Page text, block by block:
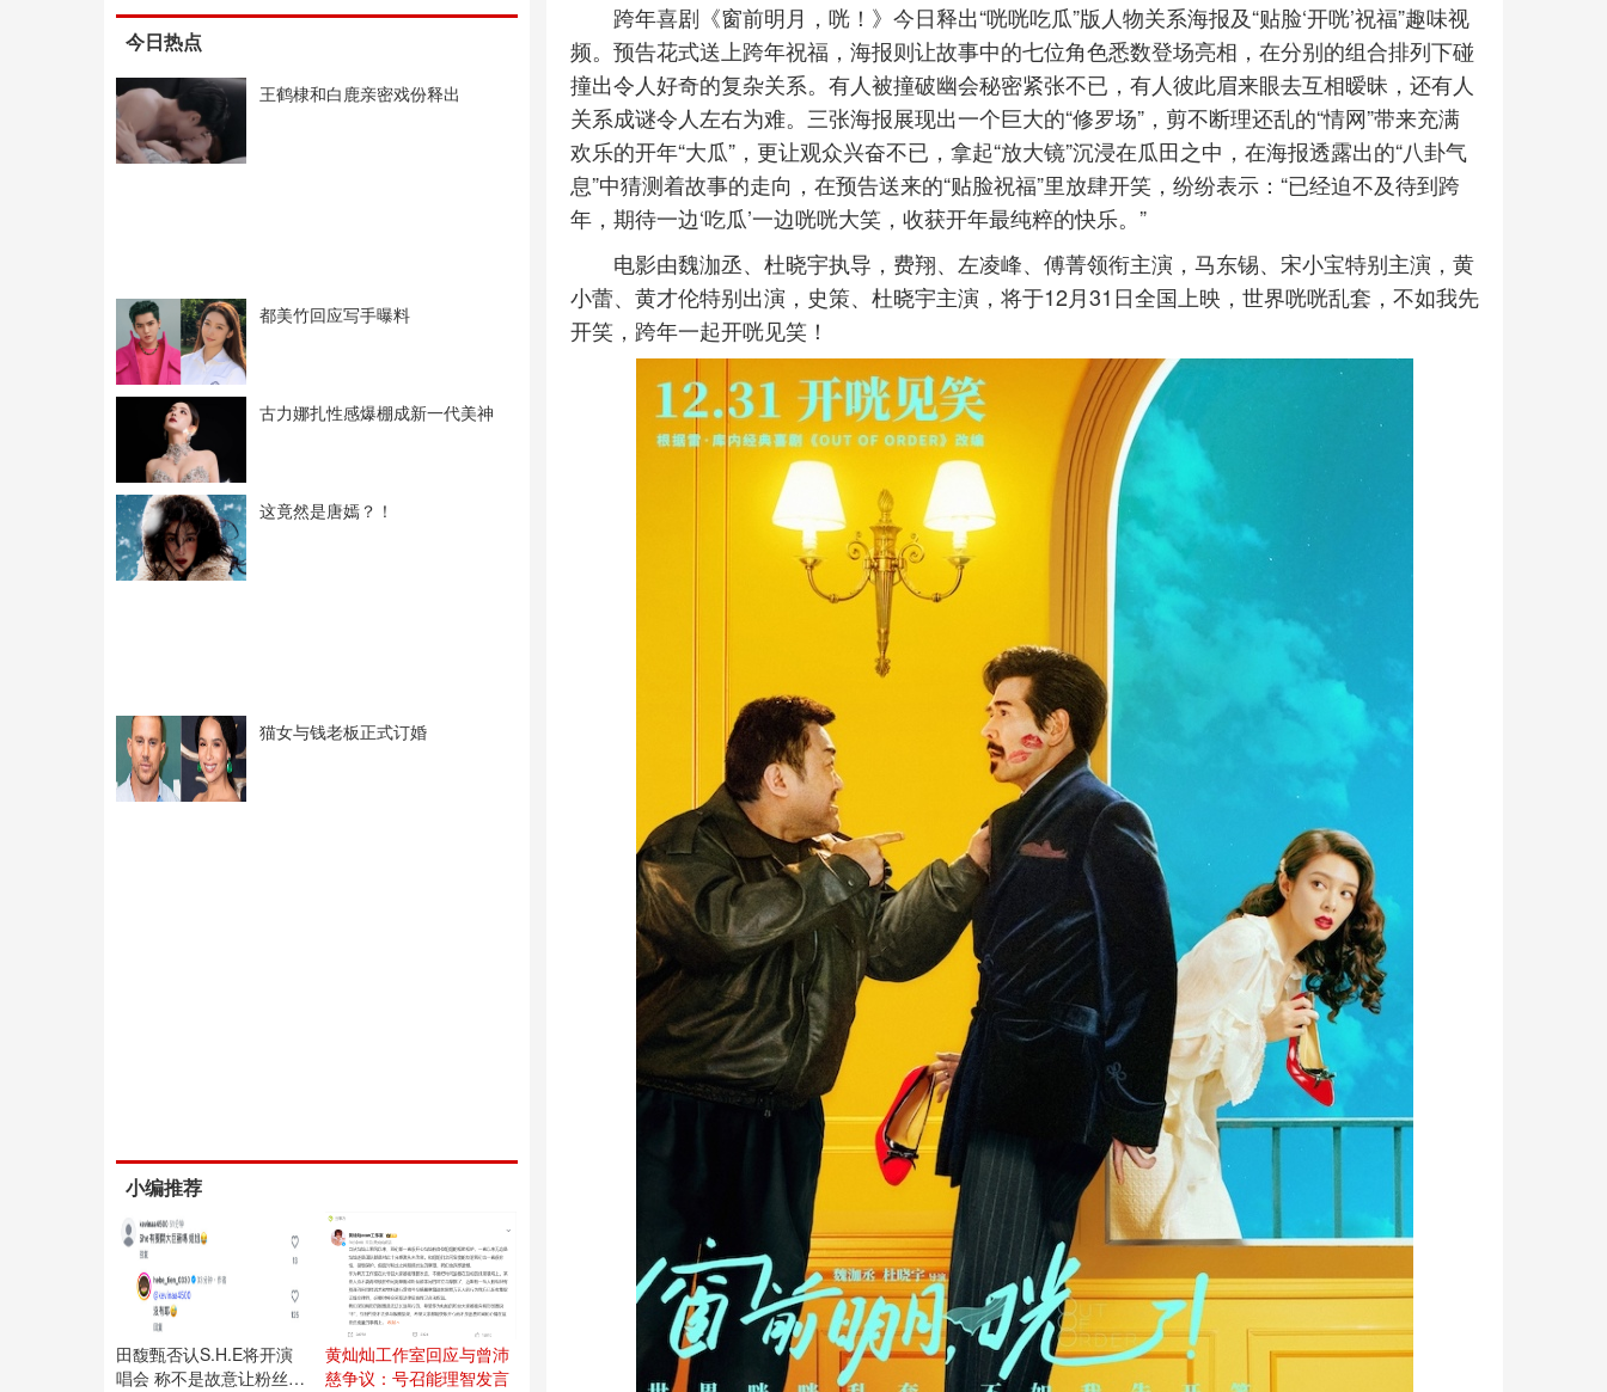
今日热点
王鹤棣和白鹿亲密戏份释出
都美竹回应写手曝料
古力娜扎性感爆棚成新一代美神
这竟然是唐嫣？！
猫女与钱老板正式订婚
小编推荐
田馥甄否认S.H.E将开演
唱会 称不是故意让粉丝失
黄灿灿工作室回应与曾沛
慈争议：号召能理智发言
跨年喜剧《窗前明月，咣！》今日释出“咣咣吃瓜”版人物关系海报及“贴脸‘开咣’祝福”趣味视
频。预告花式送上跨年祝福，海报则让故事中的七位角色悉数登场亮相，在分别的组合排列下碰
撞出令人好奇的复杂关系。有人被撞破幽会秘密紧张不已，有人彼此眉来眼去互相暧昧，还有人
关系成谜令人左右为难。三张海报展现出一个巨大的“修罗场”，剪不断理还乱的“情网”带来充满
欢乐的开年“大瓜”，更让观众兴奋不已，拿起“放大镜”沉浸在瓜田之中，在海报透露出的“八卦气
息”中猜测着故事的走向，在预告送来的“贴脸祝福”里放肆开笑，纷纷表示：“已经迫不及待到跨
年，期待一边‘吃瓜’一边咣咣大笑，收获开年最纯粹的快乐。”
电影由魏泇丞、杜晓宇执导，费翔、左凌峰、傅菁领衔主演，马东锡、宋小宝特别主演，黄
小蕾、黄才伦特别出演，史策、杜晓宇主演，将于12月31日全国上映，世界咣咣乱套，不如我先
开笑，跨年一起开咣见笑！